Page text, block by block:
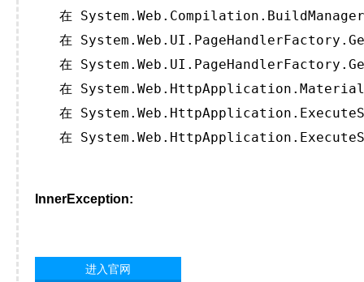
在
在
在
在
在
在
InnerException:
进入官网